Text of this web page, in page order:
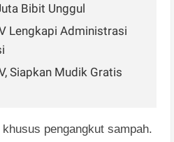
Bibit Unggul
Lengkapi Administrasi
Siapkan Mudik Gratis
pengangkut sampah.